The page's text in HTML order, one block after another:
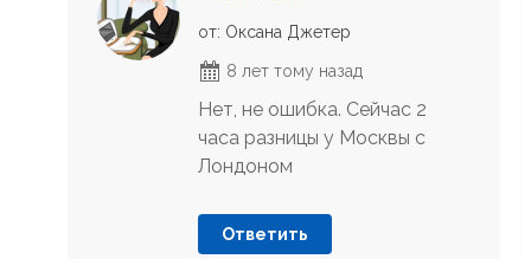
от: Оксана Джетер
8 лет тому назад
Нет, не ошибка. Сейчас 2
часа разницы у Москвы с
Лондоном
Ответить